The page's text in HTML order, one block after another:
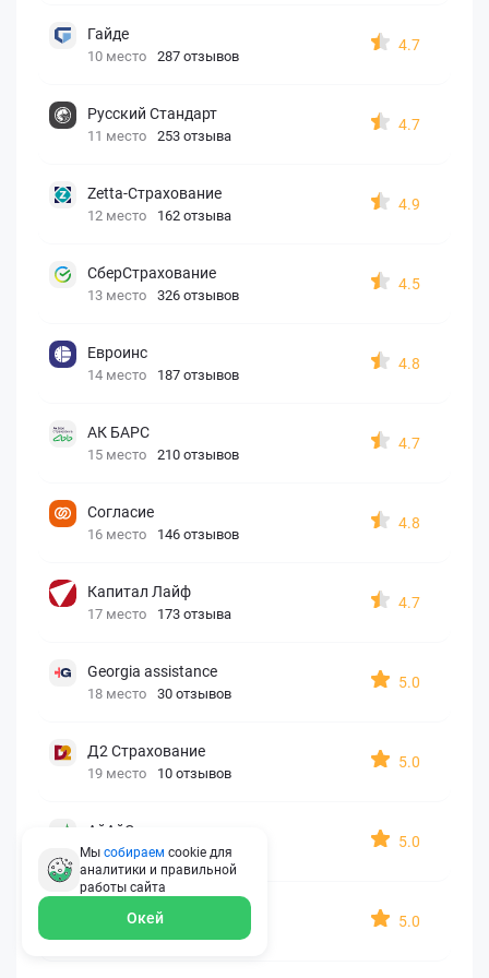
Гайде
10 место 287 отзывов
4.7
Русский Стандарт
11 место 253 отзыва
4.7
Zetta-Страхование
12 место 162 отзыва
4.9
СберСтрахование
13 место 326 отзывов
4.5
Евроинс
14 место 187 отзывов
4.8
АК БАРС
15 место 210 отзывов
4.7
Согласие
16 место 146 отзывов
4.8
Капитал Лайф
17 место 173 отзыва
4.7
Georgia assistance
18 место 30 отзывов
5.0
Д2 Страхование
19 место 10 отзывов
5.0
АйАйСи
20 место 7 отзывов
5.0
OxySport
5.0
Мы собираем cookie для
аналитики и правильной
работы сайта
Окей